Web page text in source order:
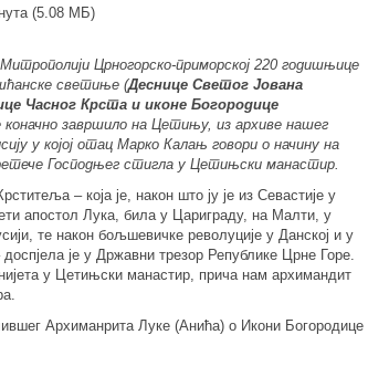
(5.08 МБ)
Црногорско-приморској 220 годишњице
светиње (Деснице Светог Јована
Часног Крста и иконе Богородице
коначно завршило на Цетињу, из архиве нашег
у којој отац Марко Калањ говори о начину на
Господњег стигла у Цетињски манастир.
– која је, након што ју је из Севастије у
апостол Лука, била у Цариграду, на Малти, у
те након бољшевичке револуције у Данској и у
је у Државни трезор Републике Црне Горе.
у Цетињски манастир, прича нам архимандит
Архиманрита Луке (Анића) о Икони Богородице